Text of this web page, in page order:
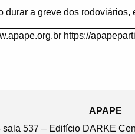
durar a greve dos
https://
APAPE
sala 537 – Edifício DARKE